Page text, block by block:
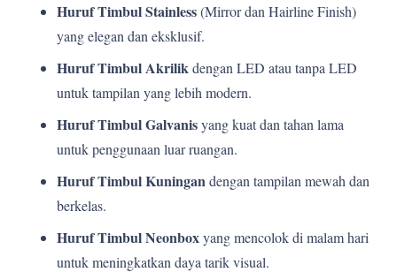
Huruf Timbul Stainless(Mirror dan Hairline Finish)
yang elegan dan eksklusif.
Huruf Timbul Akrilikdengan LED atau tanpa LED
untuk tampilan yang lebih modern.
Huruf Timbul Galvanisyang kuat dan tahan lama
untuk penggunaan luar ruangan.
Huruf Timbul Kuningandengan tampilan mewah dan
berkelas.
Huruf Timbul Neonboxyang mencolok di malam hari
untuk meningkatkan daya tarik visual.